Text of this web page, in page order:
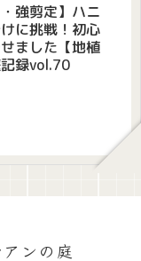
強剪定】ハニ
に挑戦！初心
ました【地植
録vol.70
ンの庭